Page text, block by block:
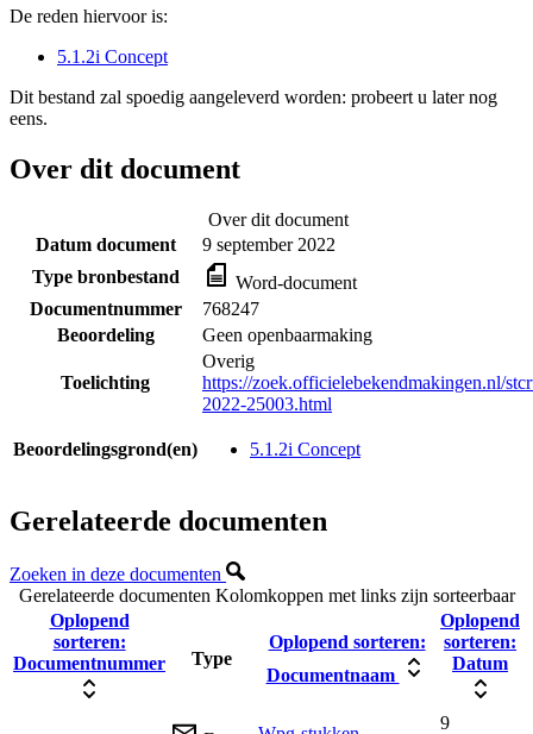
De reden hiervoor is:
5.1.2i Concept
Dit bestand zal spoedig aangeleverd worden: probeert u later nog
eens.
Over dit document
Over dit document
Datum document
9 september 2022
Type bronbestand
Word-document
Documentnummer
768247
Beoordeling
Geen openbaarmaking
Toelichting
Overig
https://zoek.officielebekendmakingen.nl/
2022-25003.html
Beoordelingsgrond(en) 5.1.2i Concept
Gerelateerde documenten
Zoeken in deze documenten
Gerelateerde documenten Kolomkoppen met links zijn sorteerbaar
Oplopend
sorteren:
Documentnummer
Type
Oplopend sorteren:
Documentnaam
Oplopend
sorteren:
Datum
9